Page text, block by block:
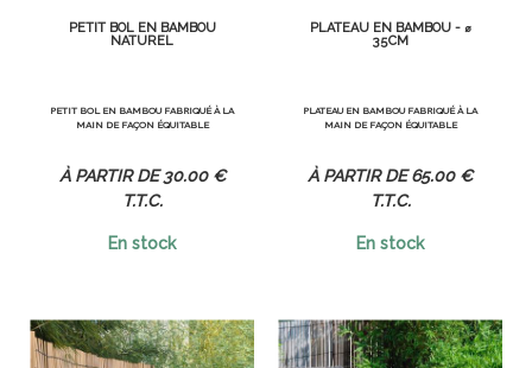
PETIT BOL EN BAMBOU
NATUREL
PETIT BOL EN BAMBOU FABRIQUÉ À LA
MAIN DE FAÇON ÉQUITABLE
30.00 €
T.T.C.
En stock
PLATEAU EN BAMBOU - ⌀
35CM
PLATEAU EN BAMBOU FABRIQUÉ À LA
MAIN DE FAÇON ÉQUITABLE
65.00 €
T.T.C.
En stock